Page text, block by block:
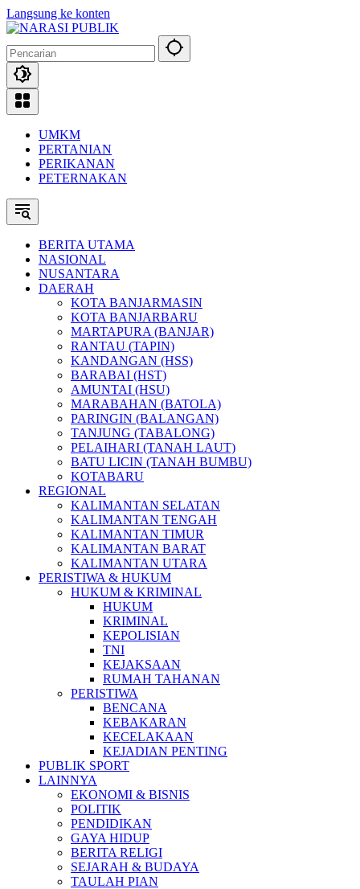
Langsung ke konten
UMKM
PERTANIAN
PERIKANAN
PETERNAKAN
BERITA UTAMA
NASIONAL
NUSANTARA
DAERAH
KOTA BANJARMASIN
KOTA BANJARBARU
MARTAPURA (BANJAR)
RANTAU (TAPIN)
KANDANGAN (HSS)
BARABAI (HST)
AMUNTAI (HSU)
MARABAHAN (BATOLA)
PARINGIN (BALANGAN)
TANJUNG (TABALONG)
PELAIHARI (TANAH LAUT)
BATU LICIN (TANAH BUMBU)
KOTABARU
REGIONAL
KALIMANTAN SELATAN
KALIMANTAN TENGAH
KALIMANTAN TIMUR
KALIMANTAN BARAT
KALIMANTAN UTARA
PERISTIWA & HUKUM
HUKUM & KRIMINAL
HUKUM
KRIMINAL
KEPOLISIAN
TNI
KEJAKSAAN
RUMAH TAHANAN
PERISTIWA
BENCANA
KEBAKARAN
KECELAKAAN
KEJADIAN PENTING
PUBLIK SPORT
LAINNYA
EKONOMI & BISNIS
POLITIK
PENDIDIKAN
GAYA HIDUP
BERITA RELIGI
SEJARAH & BUDAYA
TAULAH PIAN